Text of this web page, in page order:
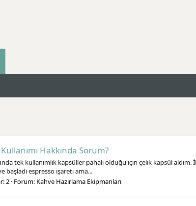
Hakkında Sorum?
tek kullanımlık kapsüller pahalı olduğu için çelik kapsül
başladı espresso işareti ama...
2 Forum: Kahve Hazırlama Ekipmanları